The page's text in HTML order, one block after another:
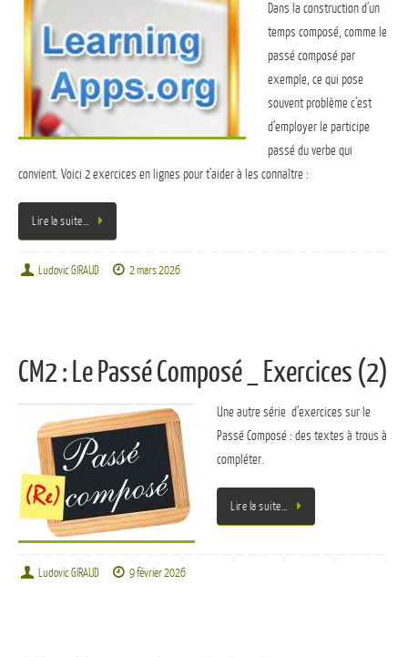
Dans la construction d’un
temps composé, comme le
passé composé par
exemple, ce qui pose
souvent problème c’est
d’employer le participe
passé du verbe qui
convient. Voici 2 exercices en lignes pour t’aider à les connaître :
Lire la suite…
Ludovic GIRAUD 2 mars 2026
CM2 : Le Passé Composé _ Exercices (2)
Une autre série d’exercices sur le
Passé Composé : des textes à trous à
compléter.
Lire la suite…
Ludovic GIRAUD 9 février 2026